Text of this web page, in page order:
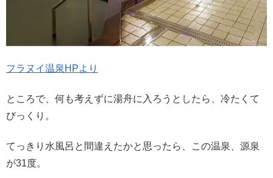
フラヌイ温泉HPより
ところで、何も考えずに湯舟に入ろうとしたら、冷たくて
びっくり。
てっきり水風呂と間違えたかと思ったら、この温泉、源泉
が31度。